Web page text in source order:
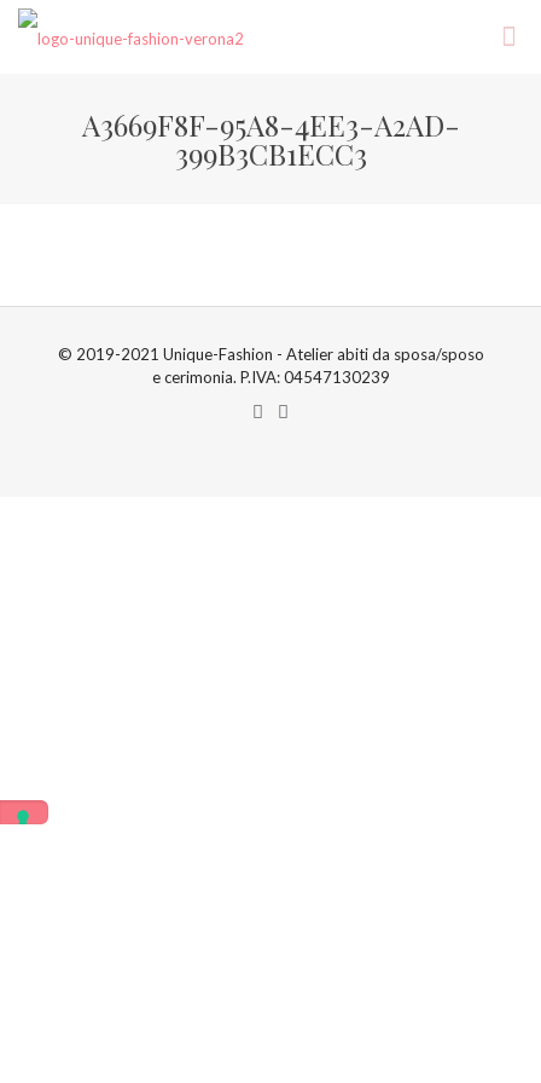
A3669F8F-95A8-4EE3-A2AD-
399B3CB1ECC3
© 2019-2021 Unique-Fashion - Atelier abiti da sposa/sposo
e cerimonia. P.IVA: 04547130239